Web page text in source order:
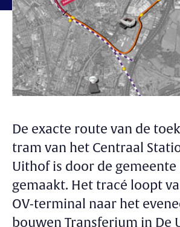
De exacte route van de
tram van het Centraal
Uithof is door de gemeente
gemaakt. Het tracé loopt
OV-terminal naar het
bouwen Transferium in De